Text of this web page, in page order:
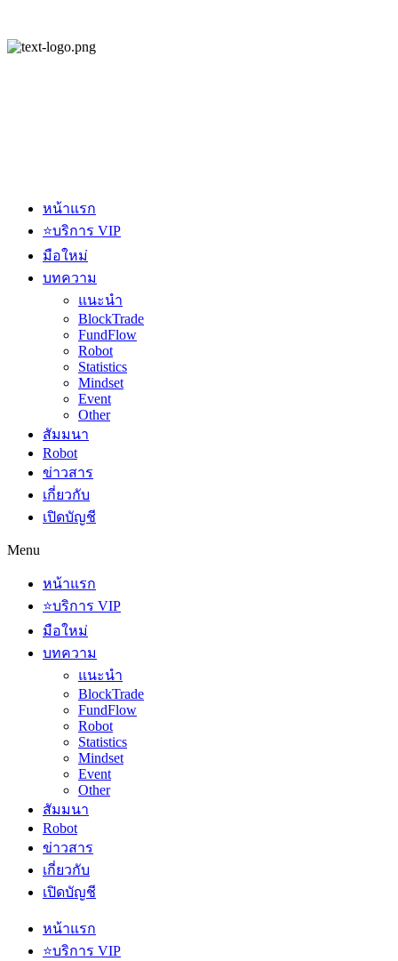
หน้าแรก
⭐บริการ VIP
มือใหม่
บทความ
แนะนำ
BlockTrade
FundFlow
Robot
Statistics
Mindset
Event
Other
สัมมนา
Robot
ข่าวสาร
เกี่ยวกับ
เปิดบัญชี
Menu
หน้าแรก
⭐บริการ VIP
มือใหม่
บทความ
แนะนำ
BlockTrade
FundFlow
Robot
Statistics
Mindset
Event
Other
สัมมนา
Robot
ข่าวสาร
เกี่ยวกับ
เปิดบัญชี
หน้าแรก
⭐บริการ VIP